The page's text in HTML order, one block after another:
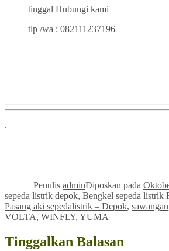
tinggal Hubungi kami
tlp /wa : 082111237196
.
Penulis adminDiposkan pada
sepeda listrik depok, Bengkel sepeda listrik
Pasang aki sepedalistrik – Depok, sawangan
VOLTA, WINFLY, YUMA
Tinggalkan Balasan